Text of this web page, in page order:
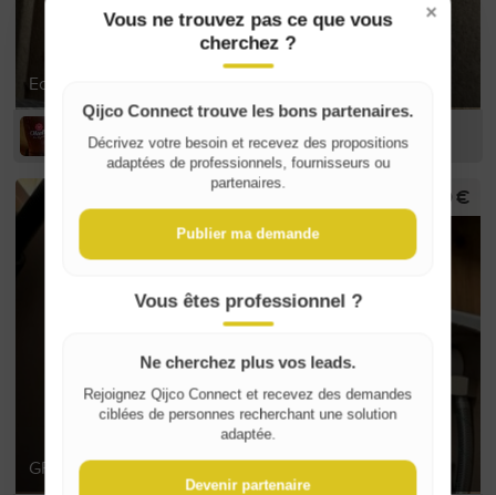
Ecran de projection électrique
ED D
GROHE Red Duo Robinet + Chauffe-eau taille M
700 €
Belgique / België
France
×
Vous ne trouvez pas ce que vous
cherchez ?
Qijco Connect trouve les bons partenaires.
Décrivez votre besoin et recevez des propositions
adaptées de professionnels, fournisseurs ou
partenaires.
Publier ma demande
Vous êtes professionnel ?
Ne cherchez plus vos leads.
Rejoignez Qijco Connect et recevez des demandes
ciblées de personnes recherchant une solution
adaptée.
Devenir partenaire